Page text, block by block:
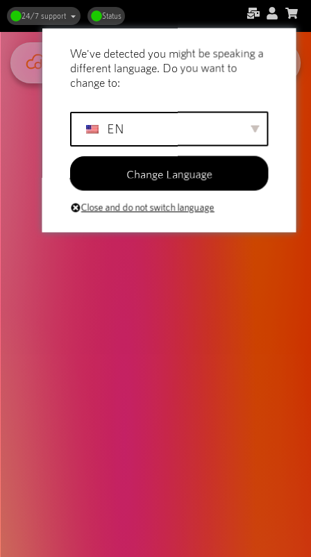
24/7 support Status
We've detected you might be speaking a
different language. Do you want to
change to:
EN
Change Language
Close and do not switch language